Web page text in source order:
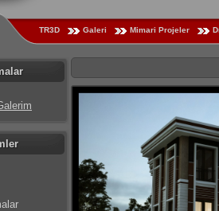
TR3D Galeri Mimari Projeler